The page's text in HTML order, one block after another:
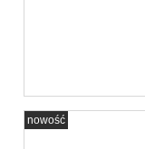
nowość